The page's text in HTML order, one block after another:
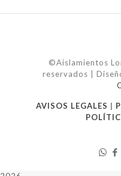
©Aislamientos
reservados |
AVISOS LEGALES |